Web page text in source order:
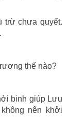
trừ chưa quyết.
thế nào?
binh giúp Lưu
nên khởi